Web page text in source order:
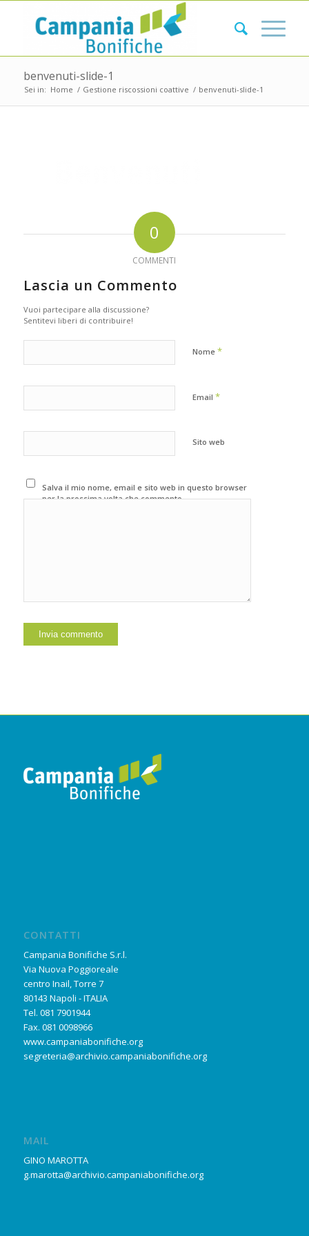
benvenuti-slide-1
Sei in: Home / Gestione riscossioni coattive / benvenuti-slide-1
0
COMMENTI
Lascia un Commento
Vuoi partecipare alla discussione?
Sentitevi liberi di contribuire!
Nome *
Email *
Sito web
Salva il mio nome, email e sito web in questo browser
per la prossima volta che commento.
CONTATTI
Campania Bonifiche S.r.l.
Via Nuova Poggioreale
centro Inail, Torre 7
80143 Napoli - ITALIA
Tel. 081 7901944
Fax. 081 0098966
www.campaniabonifiche.org
segreteria@archivio.campaniabonifiche.org
MAIL
GINO MAROTTA
g.marotta@archivio.campaniabonifiche.org